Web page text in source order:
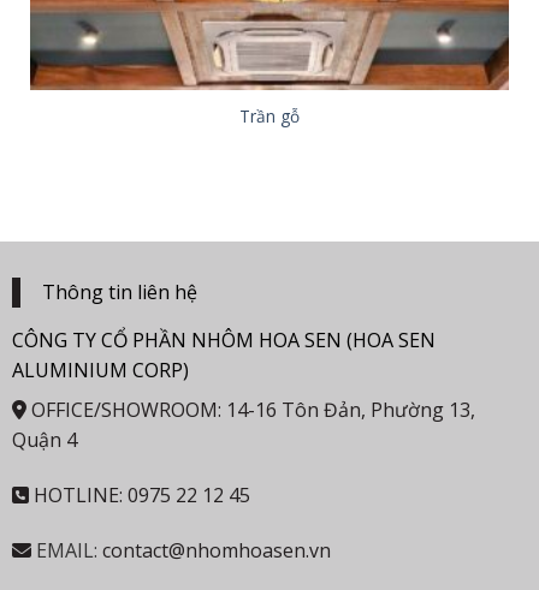
Trần gỗ
Thông tin liên hệ
CÔNG TY CỔ PHẦN NHÔM HOA SEN (HOA SEN
ALUMINIUM CORP)
OFFICE/SHOWROOM: 14-16 Tôn Đản, Phường 13,
Quận 4
HOTLINE: 0975 22 12 45
EMAIL: contact@nhomhoasen.vn